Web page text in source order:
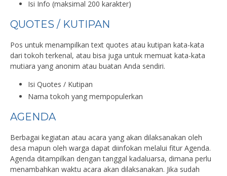
Isi Info (maksimal 200 karakter)
QUOTES / KUTIPAN
Pos untuk menampilkan text quotes atau kutipan kata-kata
dari tokoh terkenal, atau bisa juga untuk memuat kata-kata
mutiara yang anonim atau buatan Anda sendiri.
Isi Quotes / Kutipan
Nama tokoh yang mempopulerkan
AGENDA
Berbagai kegiatan atau acara yang akan dilaksanakan oleh
desa mapun oleh warga dapat diinfokan melalui fitur Agenda.
Agenda ditampilkan dengan tanggal kadaluarsa, dimana perlu
menambahkan waktu acara akan dilaksanakan. Jika sudah